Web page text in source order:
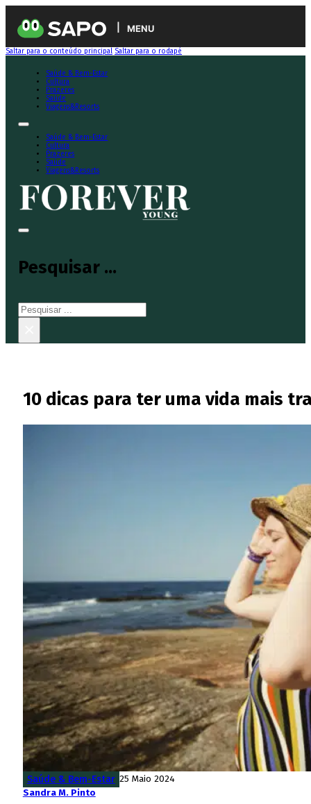
MENU
Saltar para o conteúdo principal Saltar para o rodapé
Saúde & Bem-Estar
Cultura
Prazeres
Saúde
Viagens&Resorts
Saúde & Bem-Estar
Cultura
Prazeres
Saúde
Viagens&Resorts
Pesquisar ...
Pesquisar
10 dicas para ter uma vida mais
Saúde & Bem-Estar 25 Maio 2024
Sandra M. Pinto